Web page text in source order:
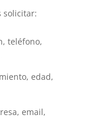
solicitar:
teléfono,
edad,
email,